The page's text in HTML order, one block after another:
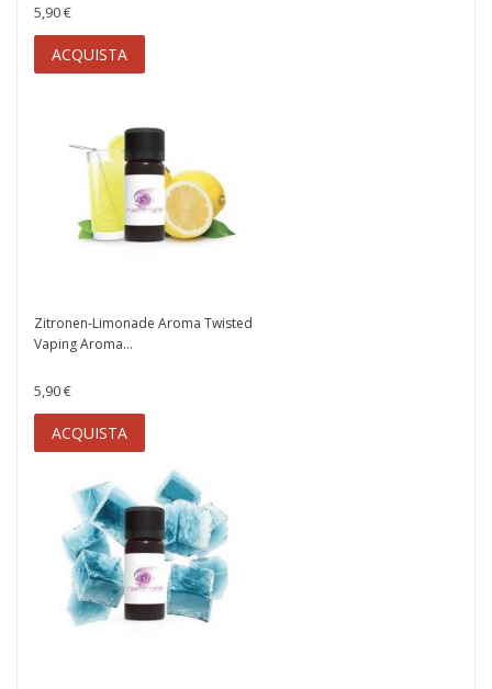
5,90 €
ACQUISTA
Zitronen-Limonade Aroma Twisted
Vaping Aroma...
5,90 €
ACQUISTA